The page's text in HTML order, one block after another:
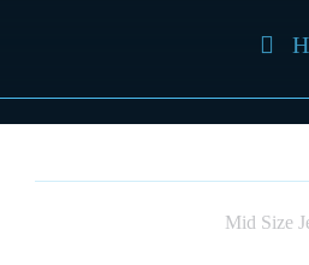
Mid Size